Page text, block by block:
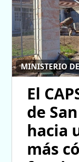
MINISTERIO
El
de
hacia
más